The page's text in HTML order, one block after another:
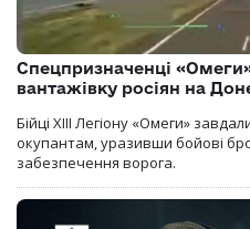
Спецпризначенці
вантажівку росіян на
Бійці ХІІІ Легіону «Омеги»
окупантам, уразивши бойові
забезпечення ворога.